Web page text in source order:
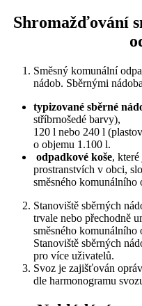
Shromažďování
Směsný komunální
nádob. Sběrnými
typizované sběrné
stříbrnošedé barvy),
120 l nebo 240 l
o objemu 1.100 l.
odpadkové koše,
prostranstvích v obci,
směsného komunálního
Stanoviště sběrných
trvale nebo přechodně
směsného komunálního
Stanoviště sběrných
pro více uživatelů.
Svoz je zajišťován
dle harmonogramu